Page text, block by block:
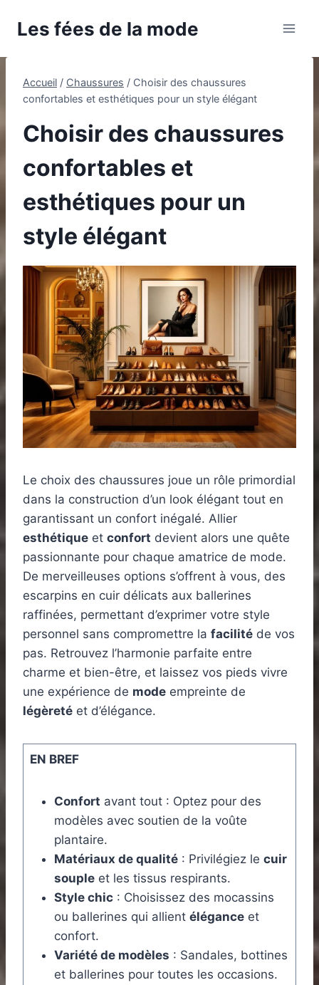
Les fées de la mode
Accueil / Chaussures / Choisir des chaussures
confortables et esthétiques pour un style élégant
Choisir des chaussures
confortables et
esthétiques pour un
style élégant
Le choix des chaussures joue un rôle primordial
dans la construction d’un look élégant tout en
garantissant un confort inégalé. Allier
esthétique et confort devient alors une quête
passionnante pour chaque amatrice de mode.
De merveilleuses options s’offrent à vous, des
escarpins en cuir délicats aux ballerines
raffinées, permettant d’exprimer votre style
personnel sans compromettre la facilité de vos
pas. Retrouvez l’harmonie parfaite entre
charme et bien-être, et laissez vos pieds vivre
une expérience de mode empreinte de
légèreté et d’élégance.
EN BREF
Confort avant tout : Optez pour des
modèles avec soutien de la voûte
plantaire.
Matériaux de qualité: Privilégiez le cuir
soupleet les tissus respirants.
Style chic: Choisissez des mocassins
ou ballerines qui allient éléganceet
confort.
Variété de modèles : Sandales, bottines
et ballerines pour toutes les occasions.